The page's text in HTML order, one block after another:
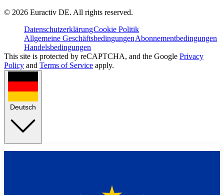
© 2026 Euractiv DE. All rights reserved.
DatenschutzerklärungCookie Politik
Allgemeine GeschäftsbedingungenAbonnementbedingungen
Handelsbedingungen
This site is protected by reCAPTCHA, and the Google Privacy
Policy and Terms of Service apply.
Deutsch